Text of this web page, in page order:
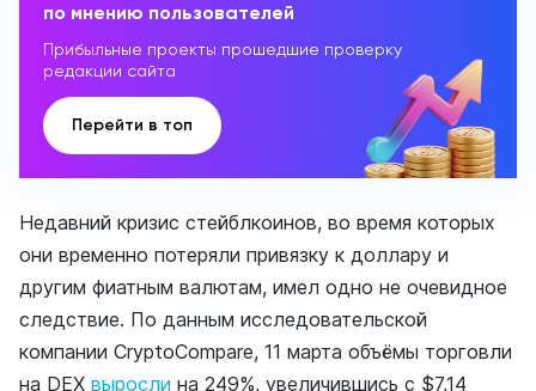
по мнению пользователей
Прибыльные проекты прошедшие проверку
редакции сайта
Перейти в топ
Недавний кризис стейблкоинов, во время которых
они временно потеряли привязку к доллару и
другим фиатным валютам, имел одно не очевидное
следствие. По данным исследовательской
компании CryptoCompare, 11 марта объёмы торговли
на DEX выросли на 249%, увеличившись с $7,14